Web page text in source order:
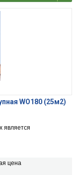
WO180 (25м2)
является
цена